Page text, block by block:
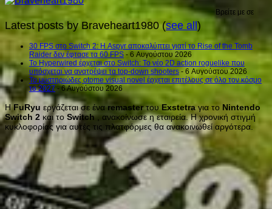
Βρείτε με σε
Latest posts by Braveheart1980(see all)
30 FPS στο Switch 2: Η Aspyr αποκαλύπτει γιατί το Rise of the Tomb
Raider δεν έφτασε τα 60 FPS - 6 Αυγούστου 2026
Το Hyperwired έρχεται στο Switch: Το νέο 2D action roguelike που
υπόσχεται να ανατρέψει τα top-down shooters - 6 Αυγούστου 2026
Το μυστηριώδες otome visual novel έρχεται επιτέλους σε όλο τον κόσμο
το 2027 - 6 Αυγούστου 2026
ΗFuRyu εργάζεται σε ένα remasterτουExstetraγια το Nintendo
Switch 2 και το Switch, ανακοίνωσε η εταιρεία. Η χρονική στιγμή
κυκλοφορίας για αυτές τις πλατφόρμες θα ανακοινωθεί αργότερα.